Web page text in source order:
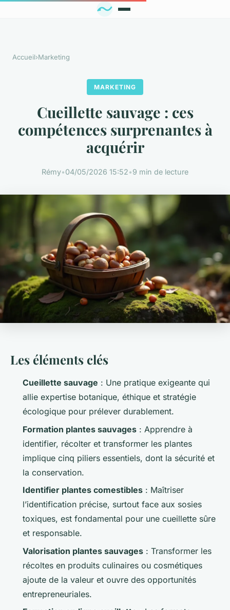
Accueil›Marketing
MARKETING
Cueillette sauvage : ces
compétences surprenantes à
acquérir
Rémy•04/05/2026 15:52•9 min de lecture
Les éléments clés
Cueillette sauvage : Une pratique exigeante qui
allie expertise botanique, éthique et stratégie
écologique pour prélever durablement.
Formation plantes sauvages : Apprendre à
identifier, récolter et transformer les plantes
implique cinq piliers essentiels, dont la sécurité et
la conservation.
Identifier plantes comestibles : Maîtriser
l’identification précise, surtout face aux sosies
toxiques, est fondamental pour une cueillette sûre
et responsable.
Valorisation plantes sauvages : Transformer les
récoltes en produits culinaires ou cosmétiques
ajoute de la valeur et ouvre des opportunités
entrepreneuriales.